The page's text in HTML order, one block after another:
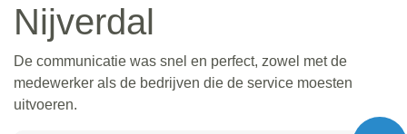
Nijverdal
De communicatie was snel en perfect, zowel met de
medewerker als de bedrijven die de service moesten
uitvoeren.